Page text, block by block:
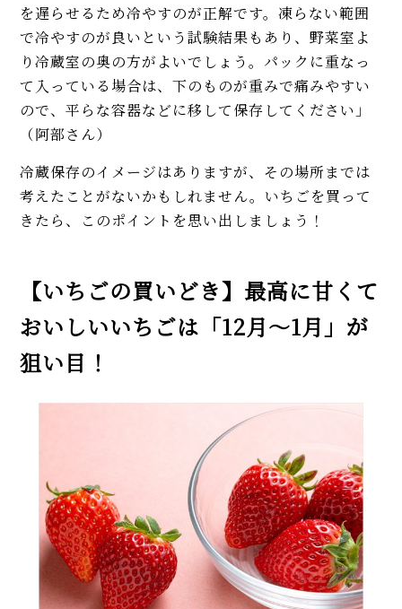
を遅らせるため冷やすのが正解です。凍らない範囲
で冷やすのが良いという試験結果もあり、野菜室よ
り冷蔵室の奥の方がよいでしょう。パックに重なっ
て入っている場合は、下のものが重みで痛みやすい
ので、平らな容器などに移して保存してください」
（阿部さん）
冷蔵保存のイメージはありますが、その場所までは
考えたことがないかもしれません。いちごを買って
きたら、このポイントを思い出しましょう！
【いちごの買いどき】最高に甘くて
おいしいいちごは「12月〜1月」が
狙い目！